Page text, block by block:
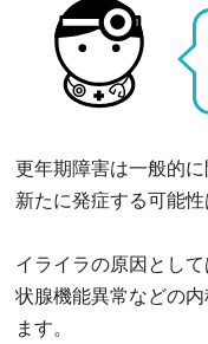
更年期障害は一般的
新たに発症する可能性
イライラの原因とし
状腺機能異常などの
ます。